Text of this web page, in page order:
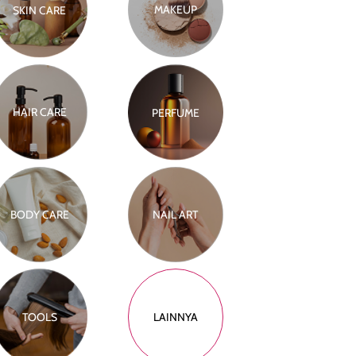
SKIN CARE MAKEUP
HAIR CARE PERFUME
BODY CARE NAIL ART
TOOLS LAINNYA